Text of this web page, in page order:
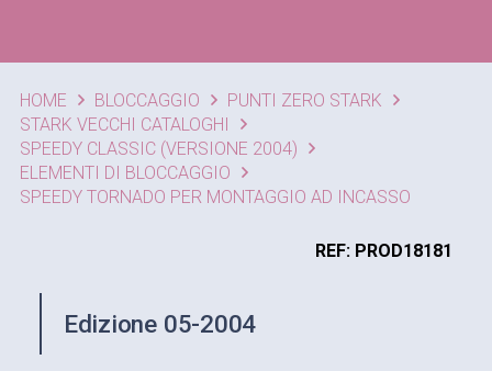
HOME BLOCCAGGIO
PUNTI ZERO STARK
STARK VECCHI CATALOGHI
SPEEDY CLASSIC (VERSIONE 2004)
ELEMENTI DI BLOCCAGGIO
SPEEDY TORNADO PER MONTAGGIO AD INCASSO
Edizione 05-2004
REF: PROD18181